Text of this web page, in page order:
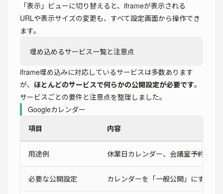
「表示」ビューに切り替えると、iframeが表示される
URLや表示サイズの変更も、すべて設定画面から操作でき
ます。
埋め込めるサービス一覧と注意点
iframe埋め込みに対応しているサービスは多数あります
が、 ほとんどのサービスで何らかの公開設定が必要です。
サービスごとの要件と注意点を整理しました。
Googleカレンダー
項目
内容
用途例 休業日カレンダー、会議室予約状況
必要な公開設定 カレンダーを「一般公開」にする